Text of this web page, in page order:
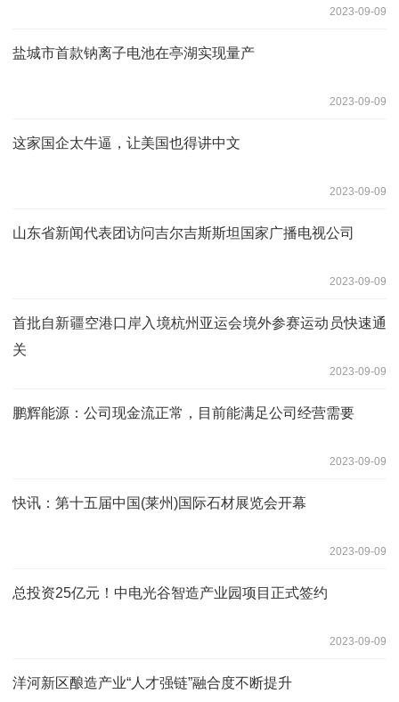
2023-09-09
盐城市首款钠离子电池在亭湖实现量产
2023-09-09
这家国企太牛逼，让美国也得讲中文
2023-09-09
山东省新闻代表团访问吉尔吉斯斯坦国家广播电视公司
2023-09-09
首批自新疆空港口岸入境杭州亚运会境外参赛运动员快速通
关
2023-09-09
鹏辉能源：公司现金流正常，目前能满足公司经营需要
2023-09-09
快讯：第十五届中国(莱州)国际石材展览会开幕
2023-09-09
总投资25亿元！中电光谷智造产业园项目正式签约
2023-09-09
洋河新区酿造产业“人才强链”融合度不断提升